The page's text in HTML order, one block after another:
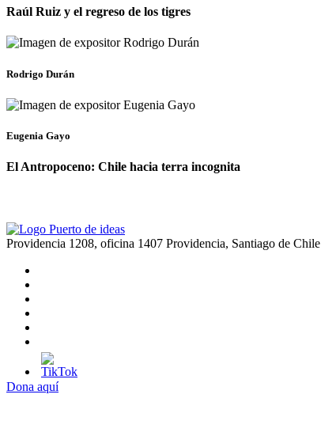
Raúl Ruiz y el regreso de los tigres
Rodrigo Durán
Eugenia Gayo
El Antropoceno: Chile hacia terra incognita
Providencia 1208, oficina 1407 Providencia, Santiago de Chile
Dona aquí